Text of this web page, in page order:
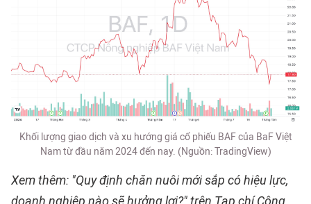
Khối lượng giao dịch và xu hướng giá cổ phiếu BAF của BaF Việt
Nam từ đầu năm 2024 đến nay. (Nguồn: TradingView)
Xem thêm: "Quy định chăn nuôi mới sắp có hiệu lực,